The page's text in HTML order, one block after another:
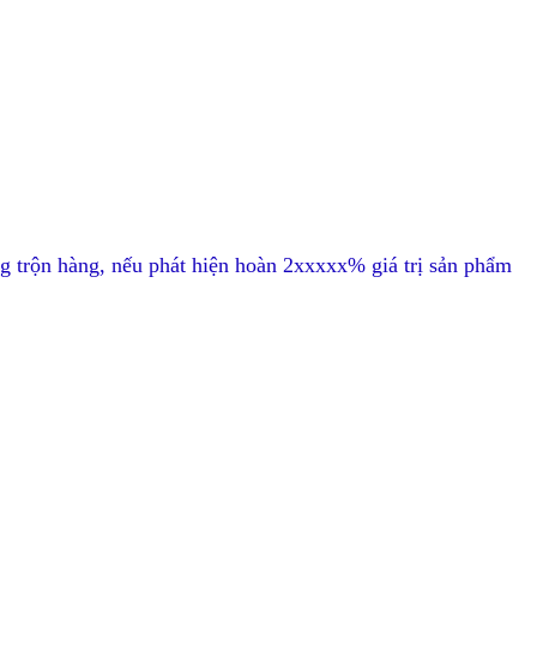
trộn hàng, nếu phát hiện hoàn 2xxxxx% giá trị sản phẩm